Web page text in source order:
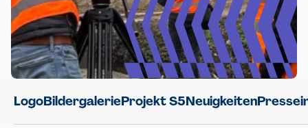
LogoBildergalerieProjekt S5Neuigkeiten